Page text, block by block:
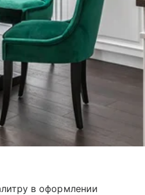
в оформлении